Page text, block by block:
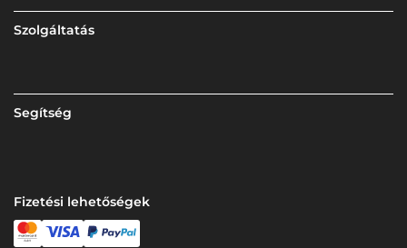
Szolgáltatás
Segítség
Fizetési lehetőségek